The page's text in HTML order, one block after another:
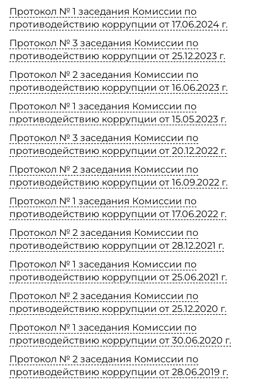
Протокол № 1 заседания Комиссии по
противодействию коррупции от 17.06.2024 г.
Протокол № 3 заседания Комиссии по
противодействию коррупции от 25.12.2023 г.
Протокол № 2 заседания Комиссии по
противодействию коррупции от 16.06.2023 г.
Протокол № 1 заседания Комиссии по
противодействию коррупции от 15.05.2023 г.
Протокол № 3 заседания Комиссии по
противодействию коррупции от 20.12.2022 г.
Протокол № 2 заседания Комиссии по
противодействию коррупции от 16.09.2022 г.
Протокол № 1 заседания Комиссии по
противодействию коррупции от 17.06.2022 г.
Протокол № 2 заседания Комиссии по
противодействию коррупции от 28.12.2021 г.
Протокол № 1 заседания Комиссии по
противодействию коррупции от 25.06.2021 г.
Протокол № 2 заседания Комиссии по
противодействию коррупции от 25.12.2020 г.
Протокол № 1 заседания Комиссии по
противодействию коррупции от 30.06.2020 г.
Протокол № 2 заседания Комиссии по
противодействию коррупции от 28.06.2019 г.